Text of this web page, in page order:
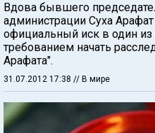
Вдова бывшего
администрации Суха
официальный иск в один
требованием начать
Арафата".
31.07.2012 17:38 // В мире